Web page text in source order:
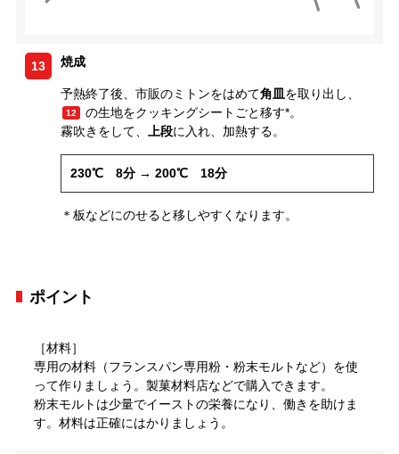
13 焼成
予熱終了後、市販のミトンをはめて角皿を取り出し、
12
の生地をクッキングシートごと移す*。
霧吹きをして、
上段に入れ、加熱する。
230℃ 8分 → 200℃ 18分
＊板などにのせると移しやすくなります。
ポイント
［材料］
専用の材料（フランスパン専用粉・粉末モルトなど）を使
って作りましょう。製菓材料店などで購入できます。
粉末モルトは少量でイーストの栄養になり、働きを助けま
す。材料は正確にはかりましょう。